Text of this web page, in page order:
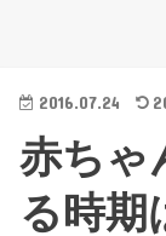
2016.07.24
赤ちゃ
る時期